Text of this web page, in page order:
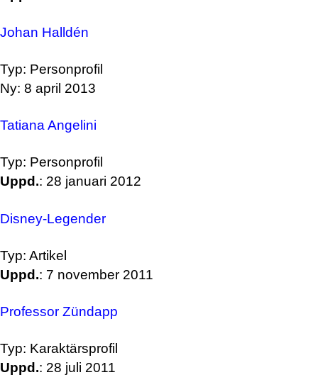
Johan Halldén
Typ: Personprofil
Ny: 8 april 2013
Tatiana Angelini
Typ: Personprofil
Uppd.: 28 januari 2012
Disney-Legender
Typ: Artikel
Uppd.: 7 november 2011
Professor Zündapp
Typ: Karaktärsprofil
Uppd.: 28 juli 2011